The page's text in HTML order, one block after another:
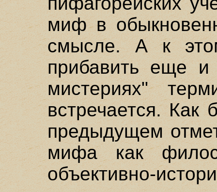
миф в
смысле. А к
прибавить еще
мистериях"
встречается.
предыдущем
мифа как
объективно-